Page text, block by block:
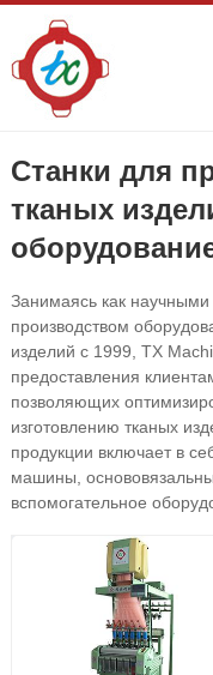
Станки для
тканых
Занимаясь как
производством
изделий с 1999, TX
предоставления
позволяющих
изготовлению тканых
продукции включает в
машины,
вспомогательное